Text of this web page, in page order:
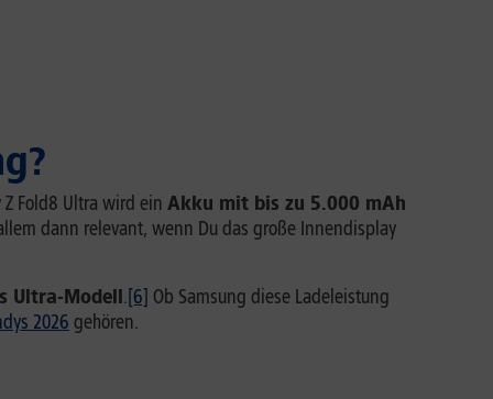
Z Fold8 Ultra wird ein Akku mit bis zu 5.000 mAh
dann relevant, wenn Du das große Innendisplay
Ultra-Modell.[6] Ob Samsung diese Ladeleistung
2026 gehören.